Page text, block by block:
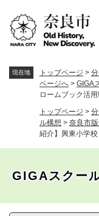
現在地 トップページ >
ページへ > GIGA
ロームブック活用
トップページ >
ル構想 > 奈良市
紹介】興東小学
GIGAスクー